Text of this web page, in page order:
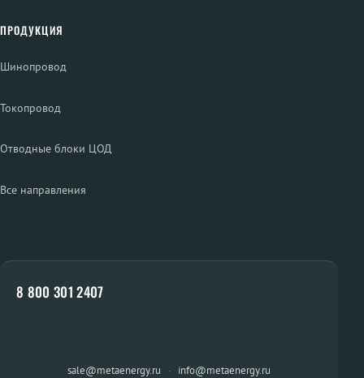
ПРОДУКЦИЯ
Шинопровод
Токопровод
Отводные блоки ЦОД
Все направления
8 800 301 2407
sale@metaenergy.ru · info@metaenergy.ru